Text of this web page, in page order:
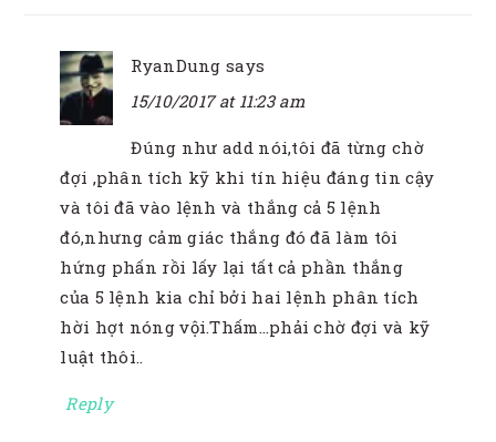
RyanDung says
15/10/2017 at 11:23 am
Đúng như add nói,tôi đã từng chờ
đợi ,phân tích kỹ khi tín hiệu đáng tin cậy
và tôi đã vào lệnh và thắng cả 5 lệnh
đó,nhưng cảm giác thắng đó đã làm tôi
hứng phấn rồi lấy lại tất cả phần thắng
của 5 lệnh kia chỉ bởi hai lệnh phân tích
hời hợt nóng vội.Thấm…phải chờ đợi và kỹ
luật thôi..
Reply